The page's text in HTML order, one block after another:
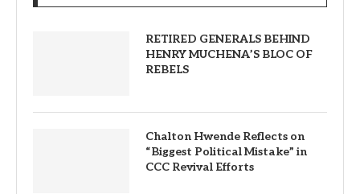
RETIRED GENERALS BEHIND
HENRY MUCHENA’S BLOC OF
REBELS
Chalton Hwende Reflects on
“Biggest Political Mistake” in
CCC Revival Efforts